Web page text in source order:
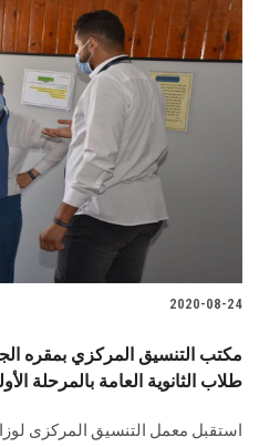
2020-08-24
مكتب التنسيق المركزي بمقره
طلاب الثانوية العامة بالمرحلة
استقبل معمل التنسيق المركزى